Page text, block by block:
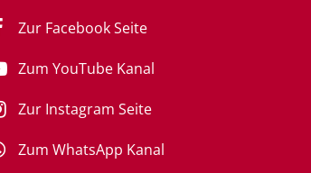
auszublenden
Zur Facebook Seite
Zum YouTube Kanal
Zur Instagram Seite
Zum WhatsApp Kanal